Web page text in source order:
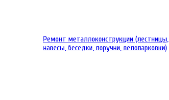
Ремонт металлоконструкции (лестницы,
навесы, беседки, поручни, велопарковки)